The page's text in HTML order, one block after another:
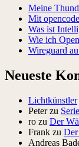
Meine
Mit
Was ist
Wie ich
Wireguard
Neueste
Lichtkünstler
Peterzu
ro zu Der
Frank zu Der
Andreas